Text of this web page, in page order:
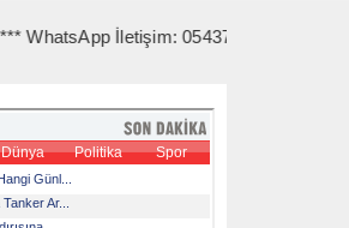
İletişim: 05437951277